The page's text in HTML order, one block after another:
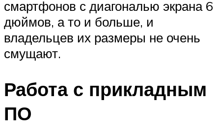
смартфонов с диагональю экрана 6
дюймов, а то и больше, и
владельцев их размеры не очень
смущают.
Работа с прикладным
ПО